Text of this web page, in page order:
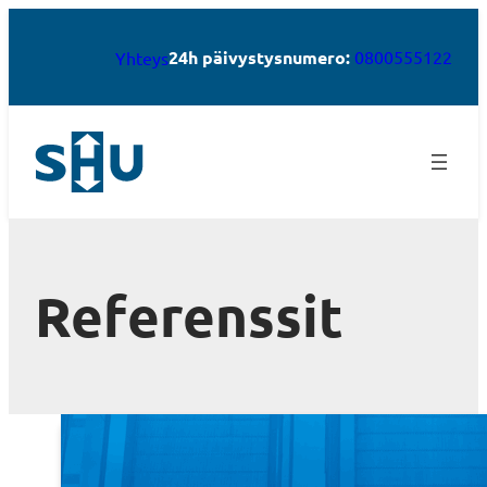
Yhteys24h päivystysnumero: 0800555122
Referenssit